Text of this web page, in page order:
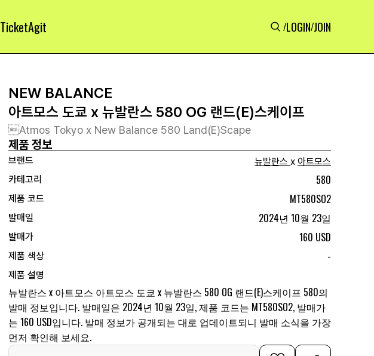
TicketAgit /LOGIN/JOIN
NEW BALANCE
아트모스 도쿄 x 뉴발란스 580 OG 랜드(E)스케이프
Atmos Tokyo x New Balance 580 Land(E)Scape
제품 정보
브랜드 뉴발란스 x 아트모스
카테고리
580
제품 코드 MT580SO2
발매일 2024년 10월 23일
발매가 160 USD
제품 색상 -
제품 설명
뉴발란스 x 아트모스 아트모스 도쿄 x 뉴발란스 580 OG 랜드(E)스케이프 580의
발매 정보입니다. 발매일은 2024년 10월 23일, 제품 코드는 MT580SO2, 발매가
는 160 USD입니다. 발매 정보가 공개되는 대로 업데이트되니 발매 소식을 가장
먼저 확인해 보세요.